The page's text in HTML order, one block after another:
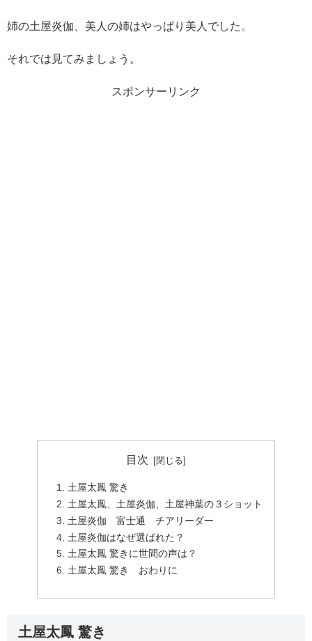
姉の土屋炎伽、美人の姉はやっぱり美人でした。
それでは見てみましょう。
スポンサーリンク
目次
土屋太鳳 驚き
土屋太鳳、土屋炎伽、土屋神葉の３ショット
土屋炎伽 富士通 チアリーダー
土屋炎伽はなぜ選ばれた？
土屋太鳳 驚きに世間の声は？
土屋太鳳 驚き おわりに
土屋太鳳 驚き